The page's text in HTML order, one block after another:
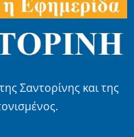
Σαντορίνης και της